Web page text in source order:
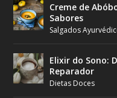
Creme de
Sabores
Salgados
Elixir do Sono:
Reparador
Dietas Doces